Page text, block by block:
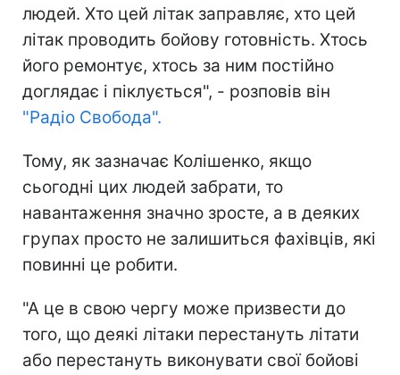
людей. Хто цей літак заправляє, хто цей
літак проводить бойову готовність. Хтось
його ремонтує, хтось за ним постійно
доглядає і піклується", - розповів він
"Радіо Свобода".
Тому, як зазначає Колішенко, якщо
сьогодні цих людей забрати, то
навантаження значно зросте, а в деяких
групах просто не залишиться фахівців, які
повинні це робити.
"А це в свою чергу може призвести до
того, що деякі літаки перестануть літати
або перестануть виконувати свої бойові